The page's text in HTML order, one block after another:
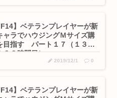
】ベテランプレイヤーが新
ャラでハウジングＭサイズ購
目指す パート１７（１３６
３８時間目）
2019/12/1 0
】ベテランプレイヤーが新